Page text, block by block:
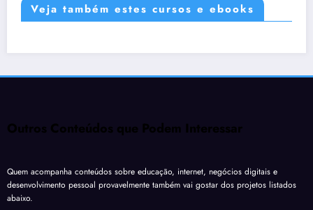
Veja também estes cursos e ebooks
Outros Conteúdos que Podem Interessar
Quem acompanha conteúdos sobre educação, internet, negócios digitais e
desenvolvimento pessoal provavelmente também vai gostar dos projetos listados
abaixo.